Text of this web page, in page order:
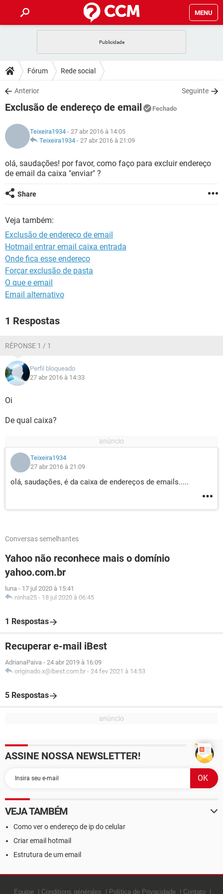
MENU
CELULAR
OUTLOOK
INSTAGRAM GMAIL
GUIA DE COMPRAS
DICAS
JOGOS
INSTAGRAM GMAIL
GUIA DE COMPRAS
DOWNLOADS
JOGOS WHATSAPP
CELULAR
OUTLOOK EXCEL
INSTAGRAM GMAIL
GUIA DE COMPRAS
JOGOS WHATSAPP
CELULAR
OUTLOOK EXCEL
GLOSSÁRIO
JOGOS WHATSAPP
CELULAR
OUTLOOK
GUIA DE COMPRAS
Fórum Rede social
Anterior Seguinte
Exclusão de endereço de email Fechado
Teixeira1934 - 27 abr 2016 à 14:05
Teixeira1934 - 27 abr 2016 à 21:09
olá, saudações! por favor, como faço para excluir endereço
de email da caixa "enviar" ?
Share
Veja também:
Exclusão de endereço de email
Hotmail entrar email caixa entrada
Onde fica esse endereço
Forçar exclusão de pasta
O que e email
Email alternativo
1 Respostas
RÉPONSE 1 / 1
Perfil bloqueado
27 abr 2016 à 14:33
Oi
De qual caixa?
Teixeira1934
27 abr 2016 à 21:09
olá, saudações, é da caixa de endereços de emails.....
Conversas semelhantes
Yahoo não reconhece mais o domínio
yahoo.com.br
luna - 17 jul 2020 à 15:41
ninha25 - 18 jul 2020 à 06:45
1 Respostas
Recuperar e-mail iBest
AdrianaPaiva - 24 abr 2019 à 16:09
originado.x@ibest.com.br - 24 fev 2021 à 14:53
5 Respostas
ASSINE NOSSA NEWSLETTER!
VEJA TAMBÉM
Como ver o endereço de ip do celular
Criar email hotmail
Estrutura de um email
Equipe Conditions générales Política de Privacidade Contato